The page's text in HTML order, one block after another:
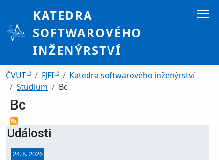
KATEDRA
SOFTWAROVÉHO
INŽENÝRSTVÍ
Drobečková navigace
ČVUT FJFI
Katedra softwarového inženýrství
Studium
Bc
Události
24. 8. 2026
Bc